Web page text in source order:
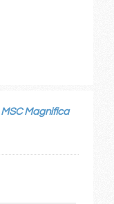
MSC Magnifica